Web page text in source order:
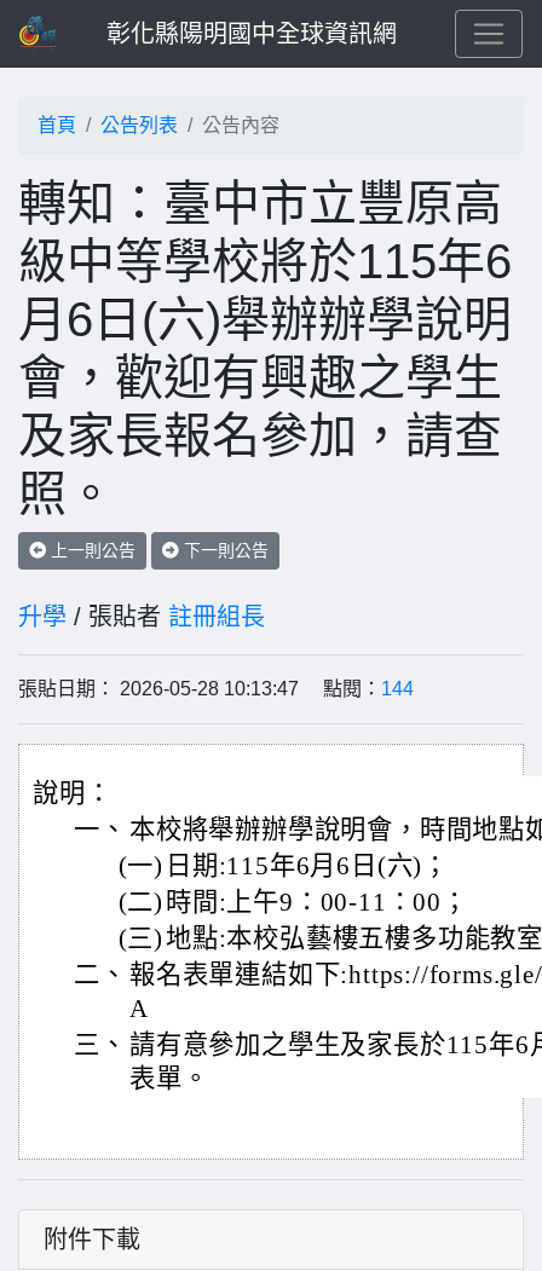
彰化縣陽明國中全球資訊網
首頁 公告列表 公告內容
轉知：臺中市立豐原高
級中等學校將於115年6
月6日(六)舉辦辦學說明
會，歡迎有興趣之學生
及家長報名參加，請查
照。
上一則公告 下一則公告
升學 / 張貼者 註冊組長
張貼日期： 2026-05-28 10:13:47 點閱： 144
說明：
一、 本校將舉辦辦學說明會，時間地點
(一) 日期:115年6月6日(六)；
(二) 時間:上午9：00-11：00；
(三)地點:本校弘藝樓五樓多功能教
二、 報名表單連結如下:https://
A
三、 請有意參加之學生及家長於115年6
表單。
附件下載